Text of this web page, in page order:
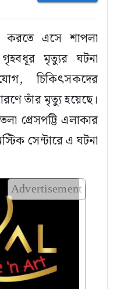
করতে এসে শাপলা
মৃত্যুর ঘটনা
চিকিৎসকদের
তাঁর মৃত্যু হয়েছে।
প্রেসপট্টি এলাকার
সেন্টারে এ ঘটনা
Advertisement